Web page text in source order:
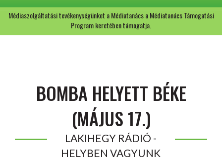
Médiaszolgáltatási tevékenységünket a Médiatanács a Médiatanács Támogatási
Program keretében támogatja.
BOMBA HELYETT BÉKE
(MÁJUS 17.)
LAKIHEGY RÁDIÓ -
HELYBEN VAGYUNK